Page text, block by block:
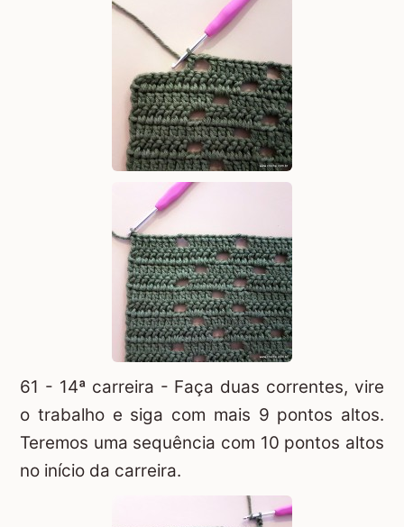
61 - 14ª carreira - Faça duas correntes, vire
o trabalho e siga com mais 9 pontos altos.
Teremos uma sequência com 10 pontos altos
no início da carreira.